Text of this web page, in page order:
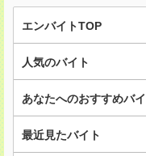
エンバイトTOP
人気のバイト
あなたへのおすすめバ
最近見たバイト